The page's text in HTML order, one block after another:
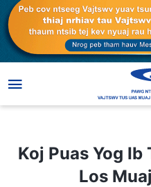
Koj Puas Yog Ib Tug Neeg
Koj Puas Yog Ib
Los